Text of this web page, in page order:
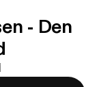
- Den